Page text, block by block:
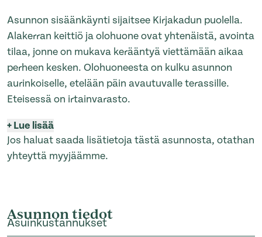
Asunnon sisäänkäynti sijaitsee Kirjakadun puolella.
Alakerran keittiö ja olohuone ovat yhtenäistä, avointa
tilaa, jonne on mukava kerääntyä viettämään aikaa
perheen kesken. Olohuoneesta on kulku asunnon
aurinkoiselle, etelään päin avautuvalle terassille.
Eteisessä on irtainvarasto.
+Lue lisää
Jos haluat saada lisätietoja tästä asunnosta, otathan
yhteyttä myyjäämme.
Asunnon tiedot
Asuinkustannukset